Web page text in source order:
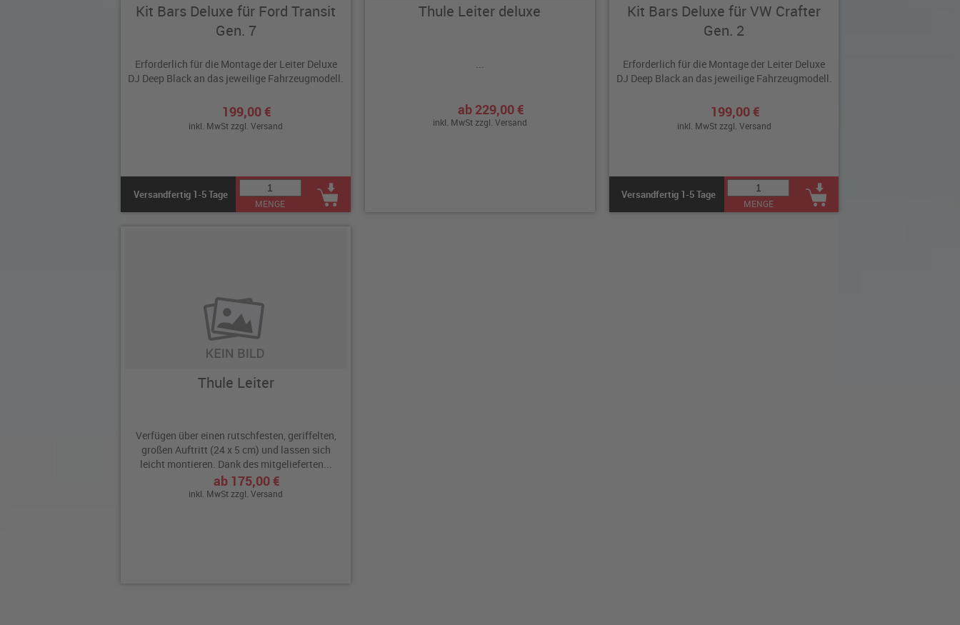
Kit Bars Deluxe für Ford Transit
Gen. 7
Erforderlich für die Montage der Leiter Deluxe
DJ Deep Black an das jeweilige Fahrzeugmodell.
199,00 €
inkl. MwSt zzgl.Versand
Versandfertig 1-5 Tage
MENGE
Thule Leiter deluxe
...
ab 229,00 €
inkl. MwSt zzgl. Versand
Kit Bars Deluxe für VW Crafter
Gen. 2
Erforderlich für die Montage der Leiter Deluxe
DJ Deep Black an das jeweilige Fahrzeugmodell.
199,00 €
inkl. MwSt zzgl. Versand
Versandfertig 1-5 Tage
MENGE
Thule Leiter
Verfügen über einen rutschfesten, geriffelten,
großen Auftritt (24 x 5 cm) und lassen sich
leicht montieren. Dank des mitgelieferten...
ab 175,00 €
inkl. MwSt zzgl.Versand